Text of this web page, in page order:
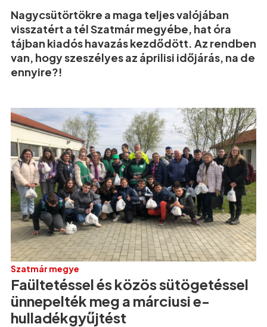
Nagycsütörtökre a maga teljes valójában
visszatért a tél Szatmár megyébe, hat óra
tájban kiadós havazás kezdődött. Az rendben
van, hogy szeszélyes az áprilisi időjárás, na de
ennyire?!
Szatmár megye
Faültetéssel és közös sütögetéssel
ünnepelték meg a márciusi e-
hulladékgyűjtést